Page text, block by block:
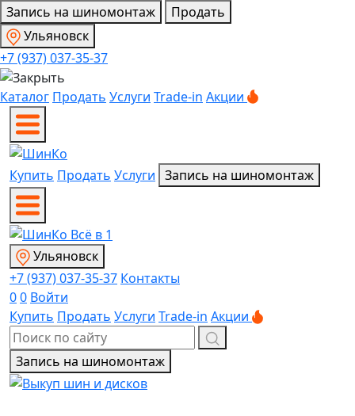
Запись на шиномонтаж
Продать
Ульяновск
+7 (937) 037-35-37
Каталог Продать Услуги Trade-in Акции
Купить Продать Услуги Запись на шиномонтаж
Ульяновск
+7 (937) 037-35-37 Контакты
00 Войти
Купить Продать Услуги Trade-in Акции
Запись на шиномонтаж